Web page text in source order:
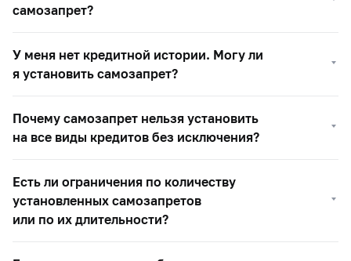
самозапрет?
У меня нет кредитной истории. Могу ли
я установить самозапрет?
Почему самозапрет нельзя установить
на все виды кредитов без исключения?
Есть ли ограничения по количеству
установленных самозапретов
или по их длительности?